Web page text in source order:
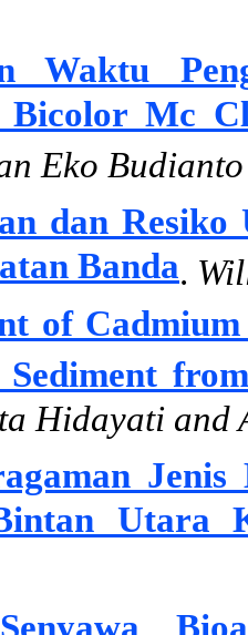
Waktu
Mc
Eko Budianto
dan
Banda.
of
Hidayati and
Utara